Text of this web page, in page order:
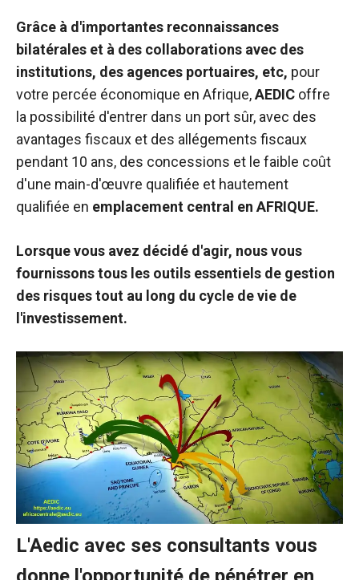
Grâce à d'importantes reconnaissances
bilatérales et à des collaborations avec des
institutions, des agences portuaires, etc, pour
votre percée économique en Afrique,AEDIC offre
la possibilité d'entrer dans un port sûr, avec des
avantages fiscaux et des allégements fiscaux
pendant 10 ans, des concessions et le faible coût
d'une main-d'œuvre qualifiée et hautement
qualifiée en emplacement central en AFRIQUE.
Lorsque vous avez décidé d'agir, nous vous
fournissons tous les outils essentiels de gestion
des risques tout au long du cycle de vie de
l'investissement.
L'Aedic avec ses consultants vous